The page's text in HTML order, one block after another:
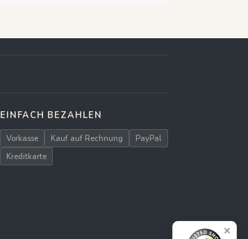
EINFACH BEZAHLEN
Vorkasse Kauf auf Rechnung
PayPal
Kreditkarte